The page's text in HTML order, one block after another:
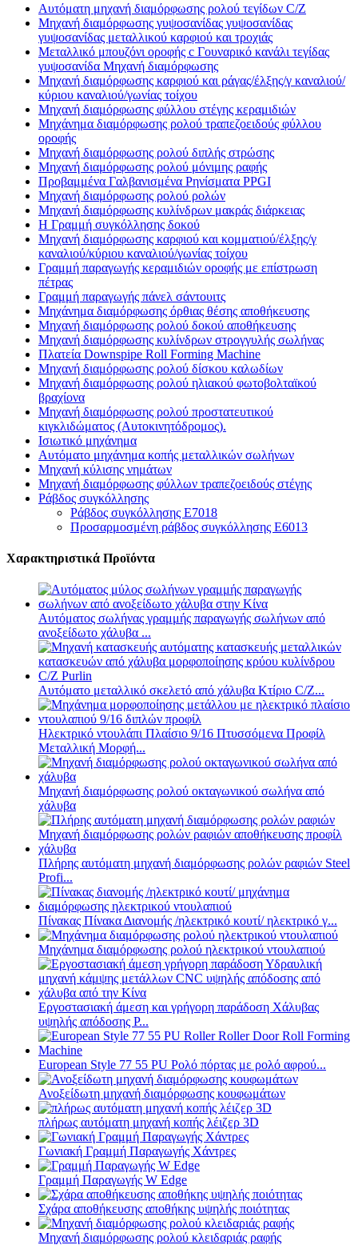
Αυτόματη μηχανή διαμόρφωσης ρολού τεγίδων C/Z
Μηχανή διαμόρφωσης γυψοσανίδας γυψοσανίδας
γυψοσανίδας μεταλλικού καρφιού και τροχιάς
Μεταλλικό μπουζόνι οροφής c Γουναρικό κανάλι τεγίδας
γυψοσανίδα Μηχανή διαμόρφωσης
Μηχανή διαμόρφωσης καρφιού και ράγας/έλξης/γ καναλιού/
κύριου καναλιού/γωνίας τοίχου
Μηχανή διαμόρφωσης φύλλου στέγης κεραμιδιών
Μηχάνημα διαμόρφωσης ρολού τραπεζοειδούς φύλλου
οροφής
Μηχανή διαμόρφωσης ρολού διπλής στρώσης
Μηχανή διαμόρφωσης ρολού μόνιμης ραφής
Προβαμμένα Γαλβανισμένα Ρηνίσματα PPGI
Μηχανή διαμόρφωσης ρολού ρολών
Μηχανή διαμόρφωσης κυλίνδρων μακράς διάρκειας
H Γραμμή συγκόλλησης δοκού
Μηχανή διαμόρφωσης καρφιού και κομματιού/έλξης/γ
καναλιού/κύριου καναλιού/γωνίας τοίχου
Γραμμή παραγωγής κεραμιδιών οροφής με επίστρωση
πέτρας
Γραμμή παραγωγής πάνελ σάντουιτς
Μηχάνημα διαμόρφωσης όρθιας θέσης αποθήκευσης
Μηχανή διαμόρφωσης ρολού δοκού αποθήκευσης
Μηχανή διαμόρφωσης κυλίνδρων στρογγυλής σωλήνας
Πλατεία Downspipe Roll Forming Machine
Μηχανή διαμόρφωσης ρολού δίσκου καλωδίων
Μηχανή διαμόρφωσης ρολού ηλιακού φωτοβολταϊκού
βραχίονα
Μηχανή διαμόρφωσης ρολού προστατευτικού
κιγκλιδώματος (Αυτοκινητόδρομος).
Ισιωτικό μηχάνημα
Αυτόματο μηχάνημα κοπής μεταλλικών σωλήνων
Μηχανή κύλισης νημάτων
Μηχανή διαμόρφωσης φύλλων τραπεζοειδούς στέγης
Ράβδος συγκόλλησης
Ράβδος συγκόλλησης E7018
Προσαρμοσμένη ράβδος συγκόλλησης E6013
Χαρακτηριστικά Προϊόντα
Αυτόματος σωλήνας γραμμής παραγωγής σωλήνων από
ανοξείδωτο χάλυβα ...
Αυτόματο μεταλλικό σκελετό από χάλυβα Κτίριο C/Z...
Ηλεκτρικό ντουλάπι Πλαίσιο 9/16 Πτυσσόμενα Προφίλ
Μεταλλική Μορφή...
Μηχανή διαμόρφωσης ρολού οκταγωνικού σωλήνα από
χάλυβα
Πλήρης αυτόματη μηχανή διαμόρφωσης ρολών ραφιών Steel
Profi...
Πίνακας Πίνακα Διανομής /ηλεκτρικό κουτί/ ηλεκτρικό γ...
Μηχάνημα διαμόρφωσης ρολού ηλεκτρικού ντουλαπιού
Εργοστασιακή άμεση και γρήγορη παράδοση Χάλυβας
υψηλής απόδοσης P...
European Style 77 55 PU Ρολό πόρτας με ρολό αφρού...
Ανοξείδωτη μηχανή διαμόρφωσης κουφωμάτων
πλήρως αυτόματη μηχανή κοπής λέιζερ 3D
Γωνιακή Γραμμή Παραγωγής Χάντρες
Γραμμή Παραγωγής W Edge
Σχάρα αποθήκευσης αποθήκης υψηλής ποιότητας
Μηχανή διαμόρφωσης ρολού κλειδαριάς ραφής